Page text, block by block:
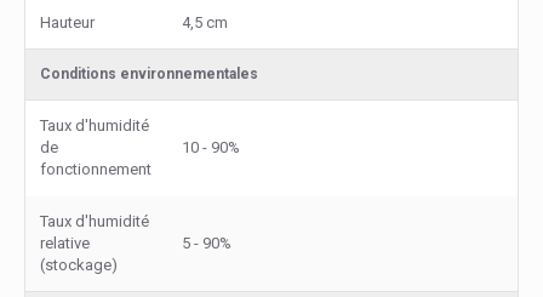
Hauteur 4,5 cm
Conditions environnementales
Taux d'humidité
de
fonctionnement
10 - 90%
Taux d'humidité
relative
(stockage)
5 - 90%